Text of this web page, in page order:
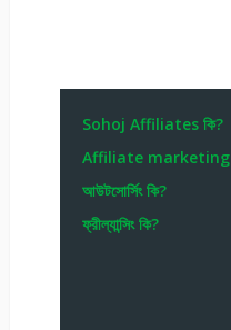
Sohoj Affiliates কি?
Affiliate marketing
আউটসোর্সিং কি?
ফ্রীল্যান্সিং কি?